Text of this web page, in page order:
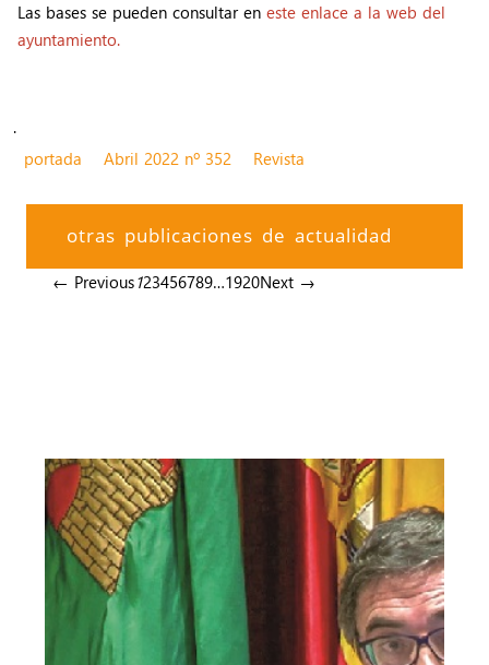
Las bases se pueden consultar en este enlace a la web del
ayuntamiento.
.
portada
Abril 2022 nº 352 Revista
otras publicaciones de actualidad
← Previous123456789…1920Next →